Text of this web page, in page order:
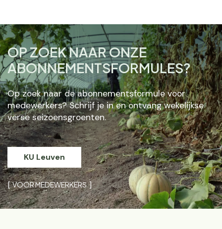
OP ZOEK NAAR ONZE
ABONNEMENTSFORMULES?
Op zoek naar de abonnementsformule voor
medewerkers? Schrijf je in en ontvang wekelijkse
verse seizoensgroenten.
KU Leuven
VOOR MEDEWERKERS